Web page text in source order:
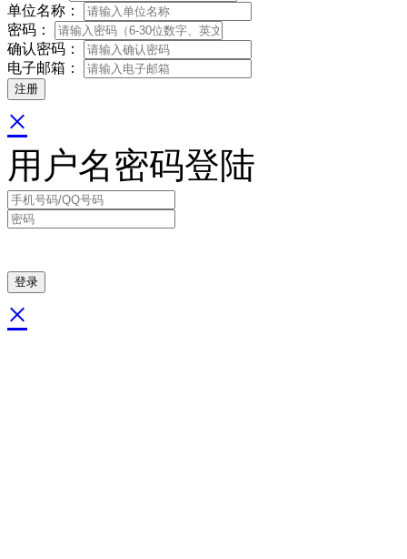
单位名称：
密码：
确认密码：
电子邮箱：
×
用户名密码登陆
×